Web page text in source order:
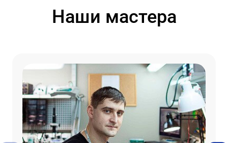
Наши мастера